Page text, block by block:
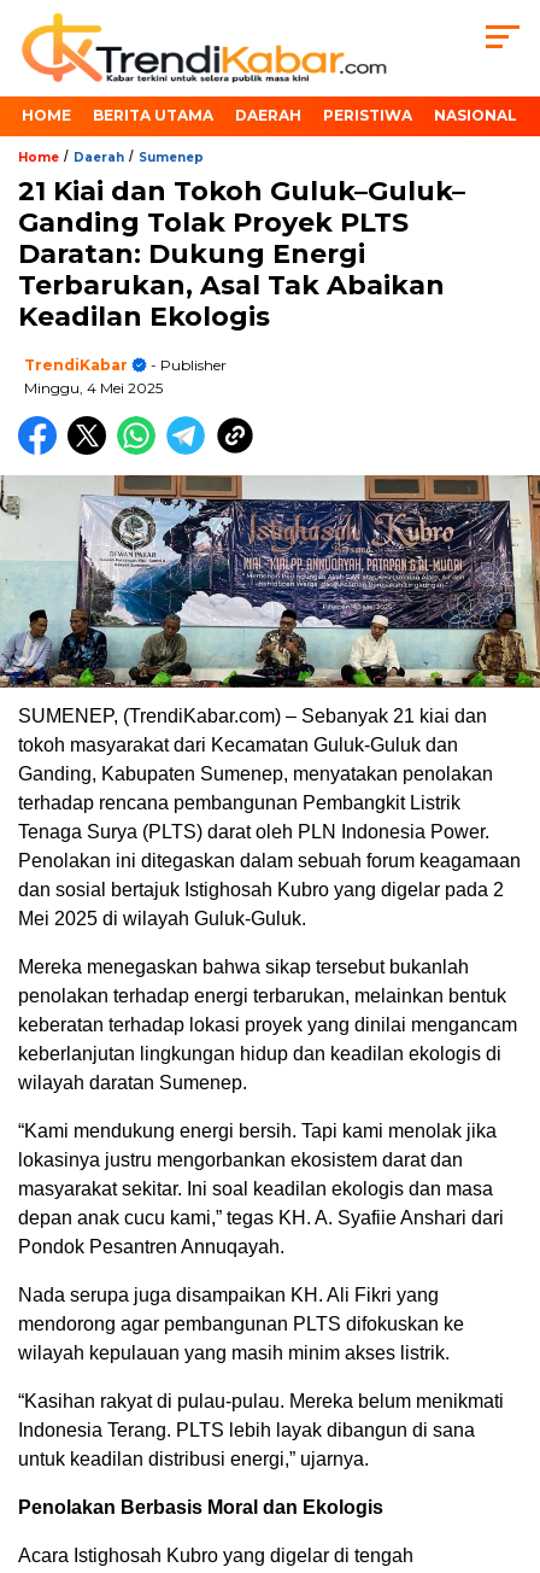
HOME BERITA UTAMA DAERAH PERISTIWA NASIONAL
Home / Daerah / Sumenep
21 Kiai dan Tokoh Guluk–Guluk–
Ganding Tolak Proyek PLTS
Daratan: Dukung Energi
Terbarukan, Asal Tak Abaikan
Keadilan Ekologis
TrendiKabar
- Publisher
Minggu, 4 Mei 2025
SUMENEP, (TrendiKabar.com) – Sebanyak 21 kiai dan
tokoh masyarakat dari Kecamatan Guluk-Guluk dan
Ganding, Kabupaten Sumenep, menyatakan penolakan
terhadap rencana pembangunan Pembangkit Listrik
Tenaga Surya (PLTS) darat oleh PLN Indonesia Power.
Penolakan ini ditegaskan dalam sebuah forum keagamaan
dan sosial bertajuk Istighosah Kubro yang digelar pada 2
Mei 2025 di wilayah Guluk-Guluk.
Mereka menegaskan bahwa sikap tersebut bukanlah
penolakan terhadap energi terbarukan, melainkan bentuk
keberatan terhadap lokasi proyek yang dinilai mengancam
keberlanjutan lingkungan hidup dan keadilan ekologis di
wilayah daratan Sumenep.
“Kami mendukung energi bersih. Tapi kami menolak jika
lokasinya justru mengorbankan ekosistem darat dan
masyarakat sekitar. Ini soal keadilan ekologis dan masa
depan anak cucu kami,” tegas KH. A. Syafiie Anshari dari
Pondok Pesantren Annuqayah.
Nada serupa juga disampaikan KH. Ali Fikri yang
mendorong agar pembangunan PLTS difokuskan ke
wilayah kepulauan yang masih minim akses listrik.
“Kasihan rakyat di pulau-pulau. Mereka belum menikmati
Indonesia Terang. PLTS lebih layak dibangun di sana
untuk keadilan distribusi energi,” ujarnya.
Penolakan Berbasis Moral dan Ekologis
Acara Istighosah Kubro yang digelar di tengah